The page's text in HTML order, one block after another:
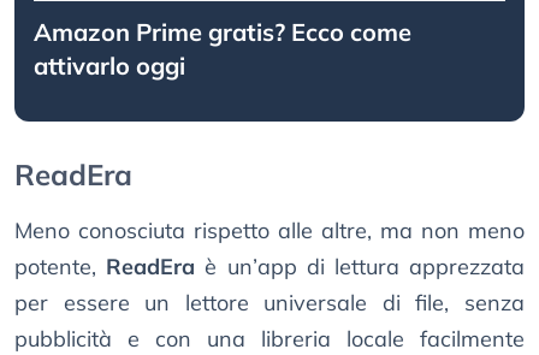
Amazon Prime gratis? Ecco come
attivarlo oggi
ReadEra
Meno conosciuta rispetto alle altre, ma non meno
potente, ReadEra è un’app di lettura apprezzata
per essere un lettore universale di file, senza
pubblicità e con una libreria locale facilmente